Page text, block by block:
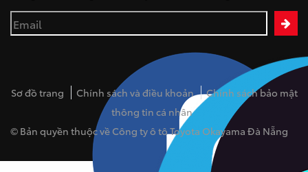
Sơ đồ trang Chính sách và điều khoản
Chính sách bảo mật
thông tin cá nhân
© Bản quyền thuộc về Công ty ô tô Toyota Okayama Đà Nẵng